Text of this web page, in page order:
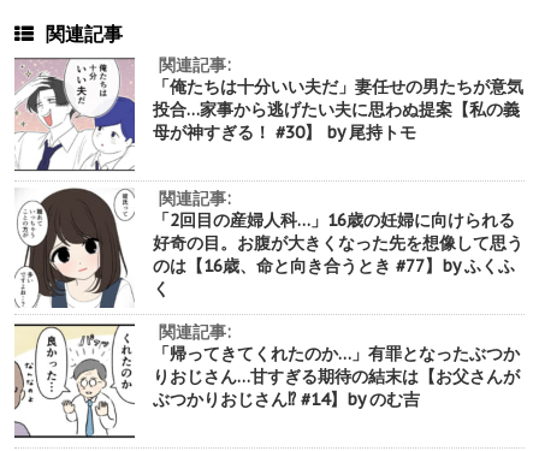
関連記事
関連記事:
「俺たちは十分いい夫だ」妻任せの男たちが意気
投合…家事から逃げたい夫に思わぬ提案【私の義
母が神すぎる！ #30】 by 尾持トモ
関連記事:
「2回目の産婦人科…」16歳の妊婦に向けられる
好奇の目。お腹が大きくなった先を想像して思う
のは【16歳、命と向き合うとき #77】by ふくふ
く
関連記事:
「帰ってきてくれたのか…」有罪となったぶつか
りおじさん…甘すぎる期待の結末は【お父さんが
ぶつかりおじさん⁉︎ #14】by のむ吉